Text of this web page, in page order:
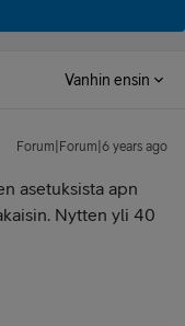
Vanhin ensin
Forum|Forum|6 years ago
asetuksista apn
Nytten yli 40